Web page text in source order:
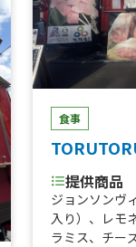
食事
提供商品
ジョンソンヴ
入り）、レモ
ラミス、チー